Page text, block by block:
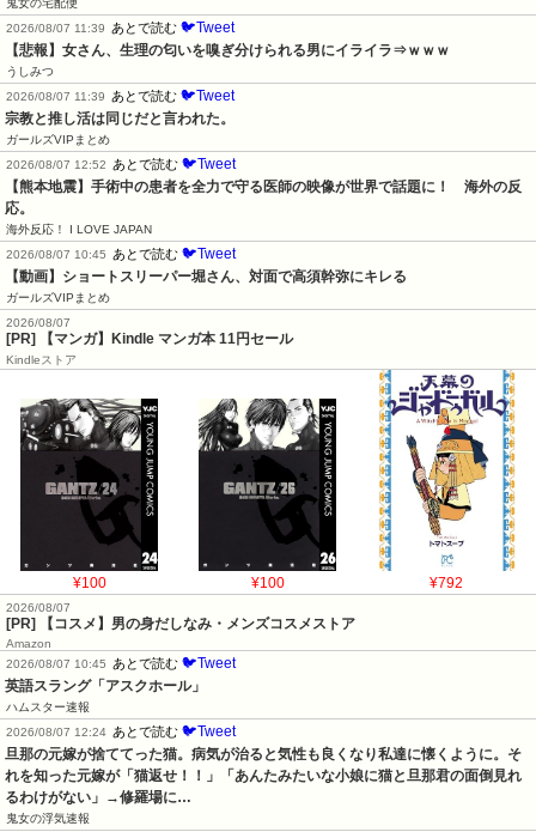
鬼女の宅配便
2026/08/07 11:39
あとで読む 🐦Tweet
【悲報】女さん、生理の匂いを嗅ぎ分けられる男にイライラ⇒ｗｗｗ
うしみつ
2026/08/07 11:39
あとで読む 🐦Tweet
宗教と推し活は同じだと言われた。
ガールズVIPまとめ
2026/08/07 12:52
あとで読む 🐦Tweet
【熊本地震】手術中の患者を全力で守る医師の映像が世界で話題に！　海外の反
応。
海外反応！ I LOVE JAPAN
2026/08/07 10:45
あとで読む 🐦Tweet
【動画】ショートスリーパー堀さん、対面で高須幹弥にキレる
ガールズVIPまとめ
2026/08/07
[PR] 【マンガ】Kindle マンガ本 11円セール
Kindleストア
¥100 ¥100 ¥792
2026/08/07
[PR] 【コスメ】男の身だしなみ・メンズコスメストア
Amazon
2026/08/07 10:45
あとで読む 🐦Tweet
英語スラング「アスクホール」
ハムスター速報
2026/08/07 12:24 あとで読む 🐦Tweet
旦那の元嫁が捨ててった猫。病気が治ると気性も良くなり私達に懐くように。そ
れを知った元嫁が「猫返せ！！」「あんたみたいな小娘に猫と旦那君の面倒見れ
るわけがない」→修羅場に…
鬼女の浮気速報